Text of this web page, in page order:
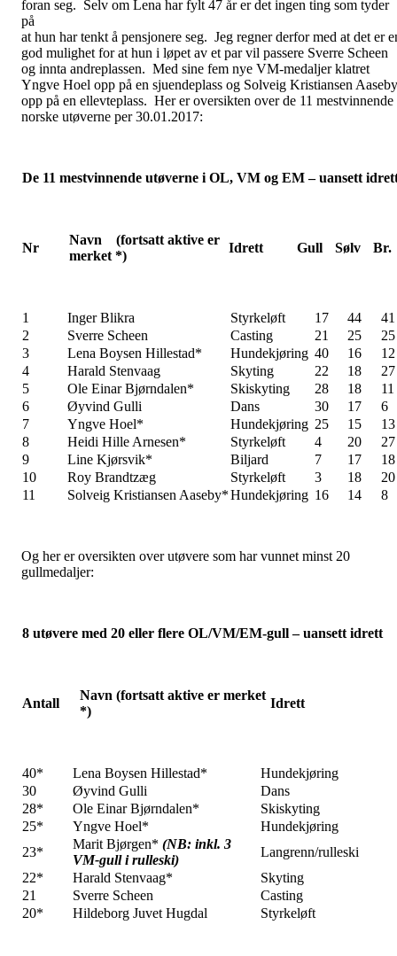
foran seg. Selv om Lena har fylt 47 år er det ingen ting som tyder
på
at hun har tenkt å pensjonere seg. Jeg regner derfor med at det er
god mulighet for at hun i løpet av et par vil passere Sverre Scheen
og innta andreplassen. Med sine fem nye VM-medaljer klatret
Yngve Hoel opp på en sjuendeplass og Solveig Kristiansen Aaseby
opp på en ellevteplass. Her er oversikten over de 11 mestvinnende
norske utøverne per 30.01.2017:
De 11 mestvinnende utøverne i OL, VM og EM – uansett
Nr
Navn (fortsatt aktive er
merket *)
Idrett Gull Sølv Br.
1 Inger Blikra Styrkeløft 17 44
41
2
Sverre Scheen Casting 21 25
25
3
Lena Boysen Hillestad* Hundekjøring 40 16
12
4
Harald Stenvaag Skyting 22 18
27
5
Ole Einar Bjørndalen* Skiskyting 28 18
11
6
Øyvind Gulli Dans 30 17
6
7
Yngve Hoel* Hundekjøring 25 15
13
8
Heidi Hille Arnesen* Styrkeløft 4 20
27
9
Line Kjørsvik* Biljard 7 17
18
10
Roy Brandtzæg Styrkeløft 3 18
20
11
Solveig Kristiansen Aaseby*Hundekjøring 16 14 8
Og her er oversikten over utøvere som har vunnet minst 20
gullmedaljer:
8 utøvere med 20 eller flere OL/VM/EM-gull – uansett idrett
Antall
Navn (fortsatt aktive er merket
*)
Idrett
40* Lena Boysen Hillestad*
Hundekjøring
30
Øyvind Gulli
Dans
28*
Ole Einar Bjørndalen*
Skiskyting
25*
Yngve Hoel*
Hundekjøring
23*
Marit Bjørgen* (NB: inkl. 3
VM-gull i rulleski)
Langrenn/rulleski
22*
Harald Stenvaag*
Skyting
21
Sverre Scheen
Casting
20*
Hildeborg Juvet Hugdal Styrkeløft